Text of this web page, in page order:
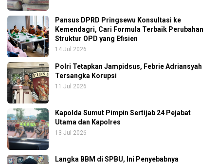
Pansus DPRD Pringsewu Konsultasi ke
Kemendagri, Cari Formula Terbaik Perubahan
Struktur OPD yang Efisien
14 Jul 2026
Polri Tetapkan Jampidsus, Febrie Adriansyah
Tersangka Korupsi
11 Jul 2026
Kapolda Sumut Pimpin Sertijab 24 Pejabat
Utama dan Kapolres
13 Jul 2026
Langka BBM di SPBU, Ini Penyebabnya